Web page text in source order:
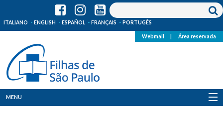
ITALIANO ENGLISH ESPAÑOL FRANÇAIS PORTUGÊS
Webmail Área reservada
MENU